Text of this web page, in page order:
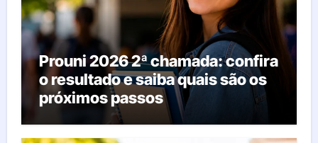
Prouni 2026 2ª chamada: confira
o resultado e saiba quais são os
próximos passos